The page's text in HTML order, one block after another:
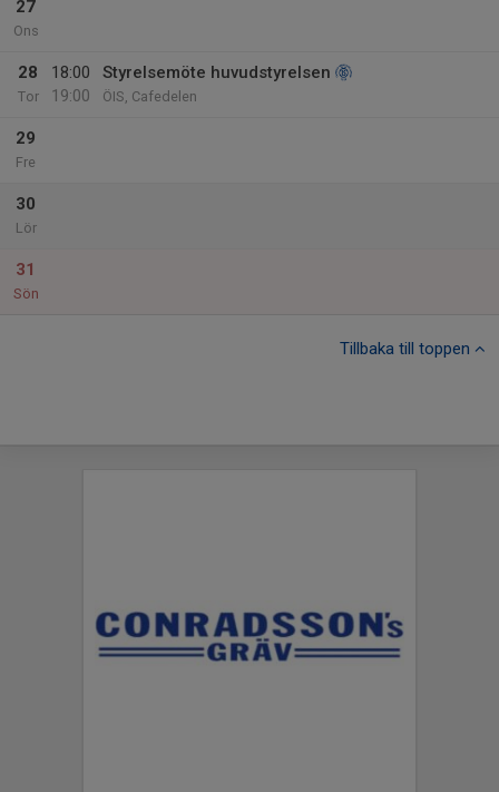
27
Ons
28
Tor
18:00
19:00
Styrelsemöte huvudstyrelsen
ÖIS, Cafedelen
29
Fre
30
Lör
31
Sön
Tillbaka till toppen